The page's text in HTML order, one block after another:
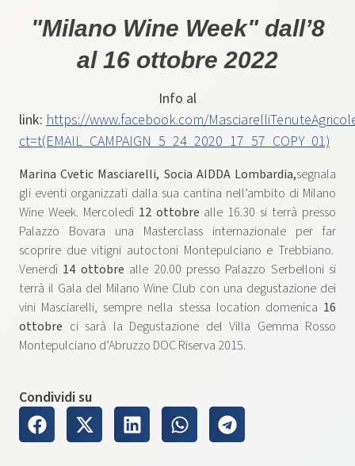
"Milano Wine Week" dall’8
al 16 ottobre 2022
Info al
link: https://www.facebook.com/
ct=t(EMAIL_CAMPAIGN_5_24_2020_17_57_COPY_01)
Marina Cvetic Masciarelli, Socia AIDDA Lombardia,segnala
gli eventi organizzati dalla sua cantina nell’ambito di Milano
Wine Week. Mercoledì 12 ottobre alle 16.30 si terrà presso
Palazzo Bovara una Masterclass internazionale per far
scoprire due vitigni autoctoni Montepulciano e Trebbiano.
Venerdì 14 ottobre alle 20.00 presso Palazzo Serbelloni si
terrà il Gala del Milano Wine Club con una degustazione dei
vini Masciarelli, sempre nella stessa location domenica 16
ottobre ci sarà la Degustazione del Villa Gemma Rosso
Montepulciano d’Abruzzo DOC Riserva 2015.
Condividi su